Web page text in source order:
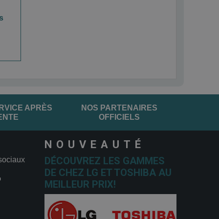
APRÈS
NOS PARTENAIRES
OFFICIELS
NOUVEAUTÉ
DÉCOUVREZ LES GAMMES
DE CHEZ LG ET TOSHIBA AU
MEILLEUR PRIX!